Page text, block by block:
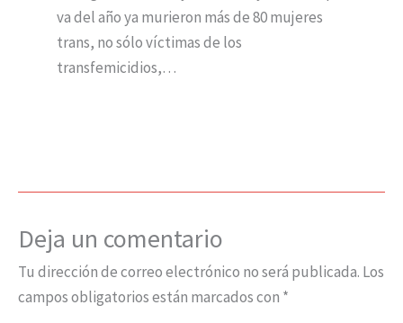
va del año ya murieron más de 80 mujeres
trans, no sólo víctimas de los
transfemicidios,…
Deja un comentario
Tu dirección de correo electrónico no será publicada. Los
campos obligatorios están marcados con *